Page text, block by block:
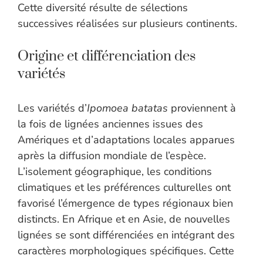
Cette diversité résulte de sélections
successives réalisées sur plusieurs continents.
Origine et différenciation des
variétés
Les variétés d’Ipomoea batatas proviennent à
la fois de lignées anciennes issues des
Amériques et d’adaptations locales apparues
après la diffusion mondiale de l’espèce.
L’isolement géographique, les conditions
climatiques et les préférences culturelles ont
favorisé l’émergence de types régionaux bien
distincts. En Afrique et en Asie, de nouvelles
lignées se sont différenciées en intégrant des
caractères morphologiques spécifiques. Cette